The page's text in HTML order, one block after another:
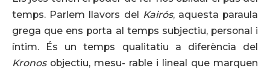
temps. Parlem llavors del Kairós, aquesta paraula
grega que ens porta al temps subjectiu, personal i
íntim. És un temps qualitatiu a diferència del
Kronos objectiu, mesu- rable i lineal que marquen